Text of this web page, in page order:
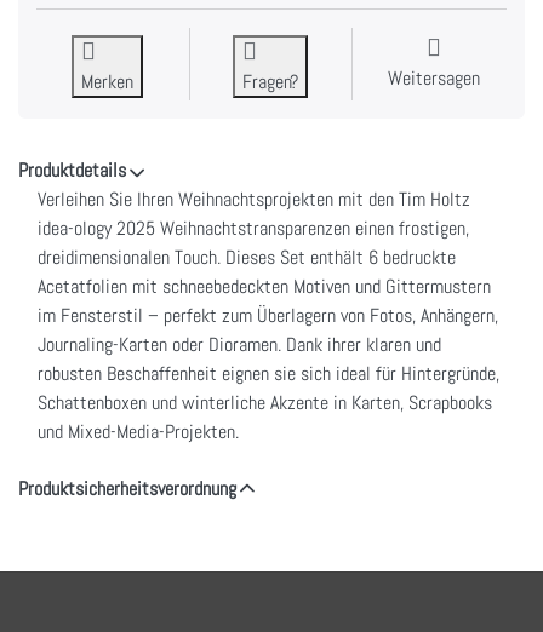
Merken Fragen? Weitersagen
Produktdetails
Verleihen Sie Ihren Weihnachtsprojekten mit den Tim Holtz
idea-ology 2025 Weihnachtstransparenzen einen frostigen,
dreidimensionalen Touch. Dieses Set enthält 6 bedruckte
Acetatfolien mit schneebedeckten Motiven und Gittermustern
im Fensterstil – perfekt zum Überlagern von Fotos, Anhängern,
Journaling-Karten oder Dioramen. Dank ihrer klaren und
robusten Beschaffenheit eignen sie sich ideal für Hintergründe,
Schattenboxen und winterliche Akzente in Karten, Scrapbooks
und Mixed-Media-Projekten.
Produktsicherheitsverordnung